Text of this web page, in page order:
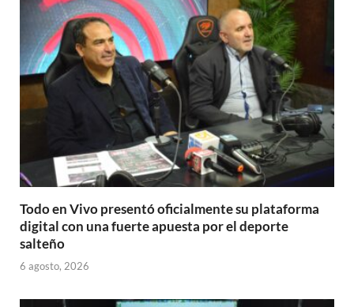
Todo en Vivo presentó oficialmente su plataforma
digital con una fuerte apuesta por el deporte
salteño
6 agosto, 2026